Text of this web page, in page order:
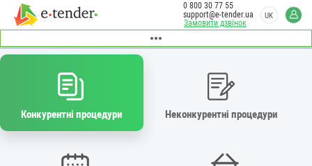
Замовити дзвінок
0 800 30 77 55
support@e-tender.ua
UK
Конкурентні процедури Неконкурентні процедури